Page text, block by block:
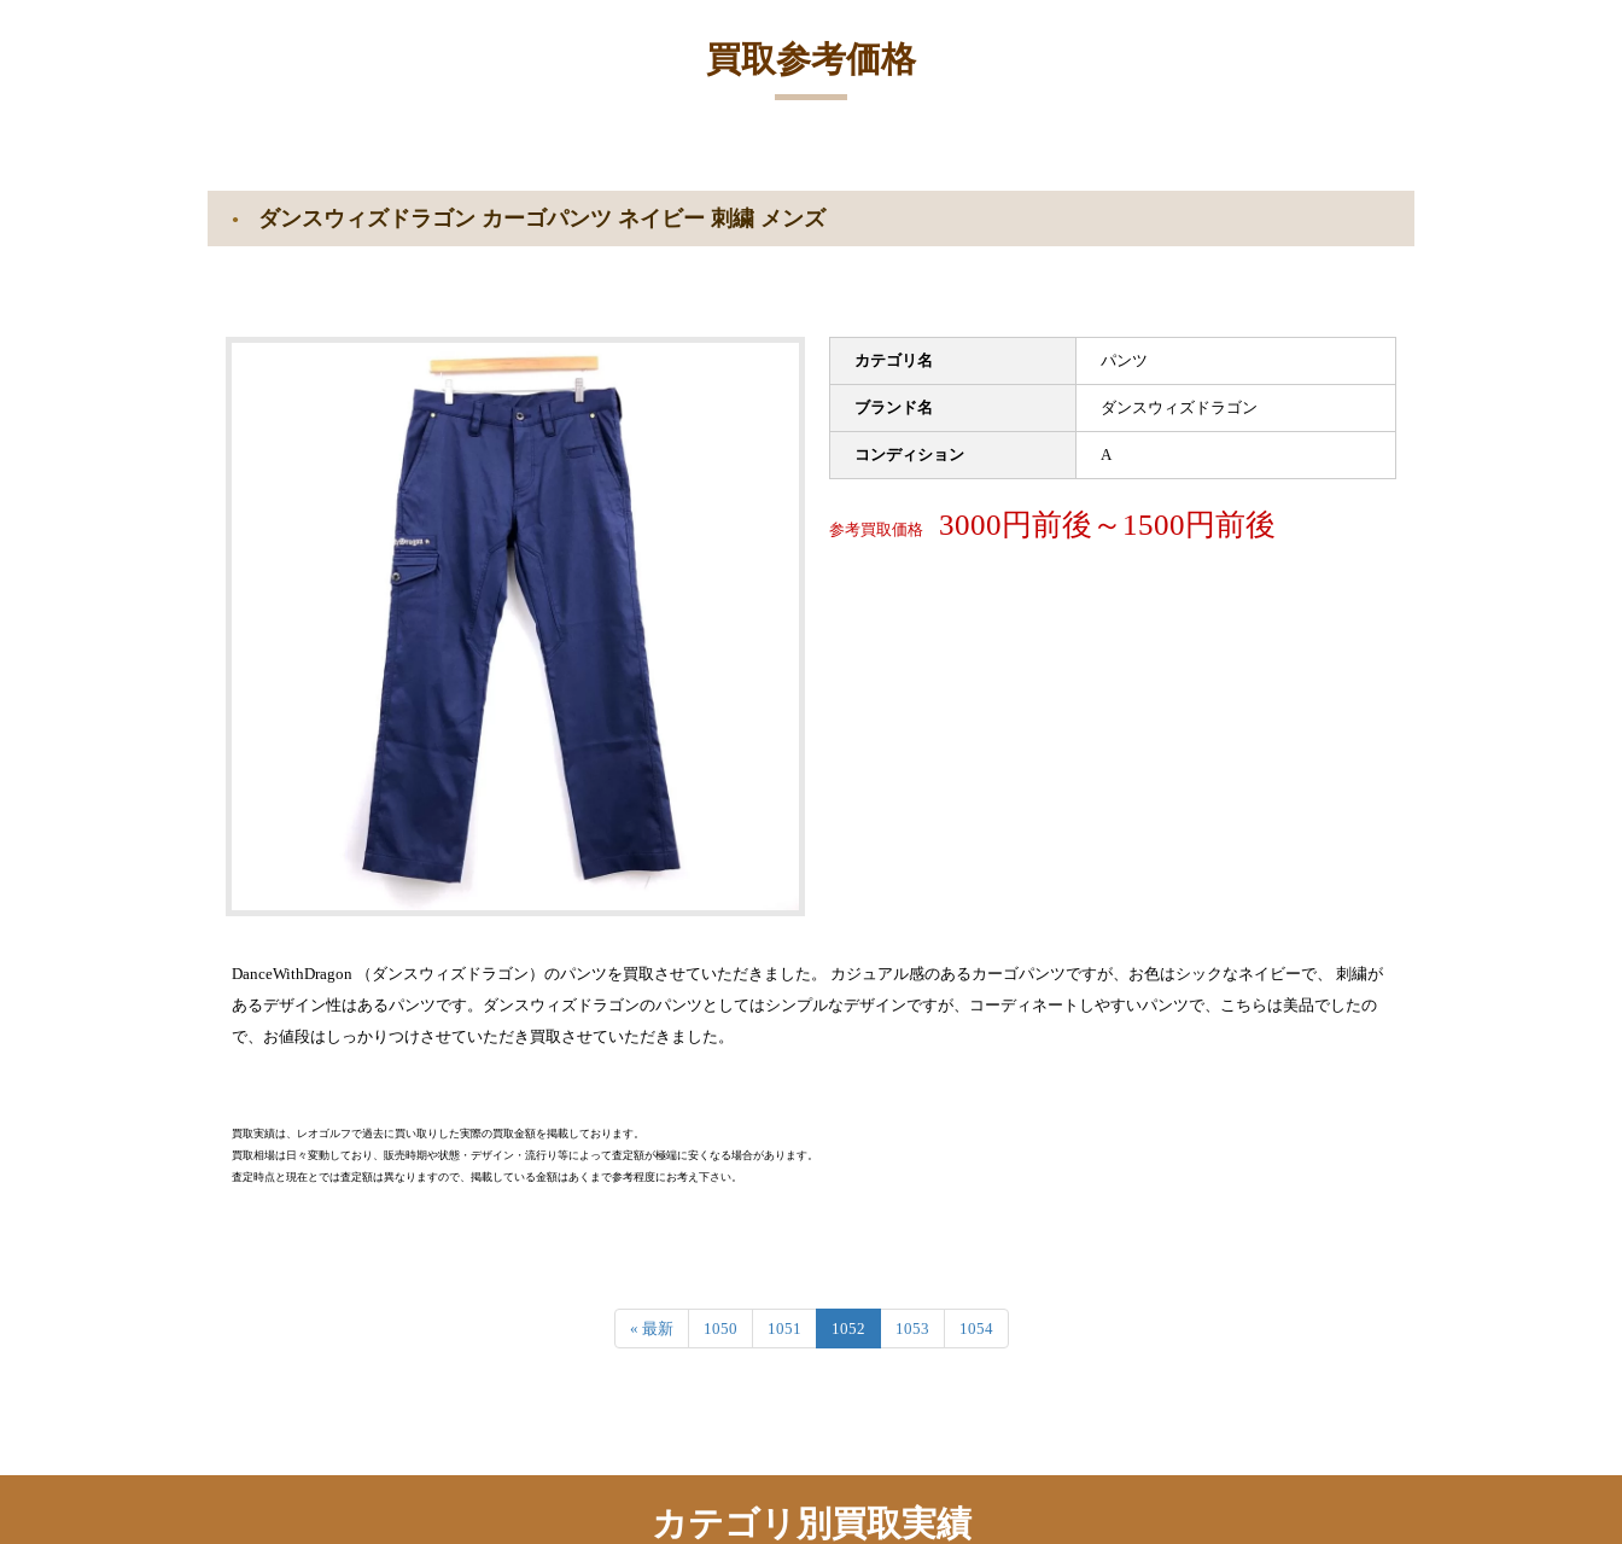
買取参考価格
ダンスウィズドラゴン カーゴパンツ ネイビー 刺繍 メンズ
カテゴリ名 パンツ
ブランド名 ダンスウィズドラゴン
コンディション A
参考買取価格 3000円前後～1500円前後
DanceWithDragon （ダンスウィズドラゴン）のパンツを買取させていただきました。 カジュアル感のあるカーゴパンツですが、お色はシックなネイビーで、 刺繍が
あるデザイン性はあるパンツです。ダンスウィズドラゴンのパンツとしてはシンプルなデザインですが、コーディネートしやすいパンツで、こちらは美品でしたの
で、お値段はしっかりつけさせていただき買取させていただきました。
買取実績は、レオゴルフで過去に買い取りした実際の買取金額を掲載しております。
買取相場は日々変動しており、販売時期や状態・デザイン・流行り等によって査定額が極端に安くなる場合があります。
査定時点と現在とでは査定額は異なりますので、掲載している金額はあくまで参考程度にお考え下さい。
« 最新 1050 1051 1052 1053 1054
カテゴリ別買取実績